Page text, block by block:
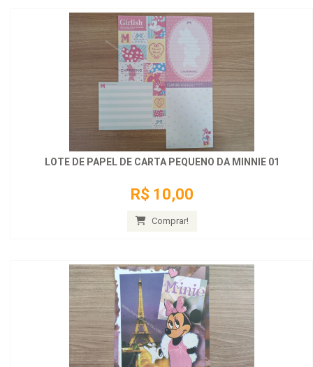
LOTE DE PAPEL DE CARTA PEQUENO DA MINNIE 01
R$ 10,00
Comprar!